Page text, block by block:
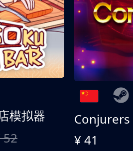
模拟器
52
Conjurers
¥ 41